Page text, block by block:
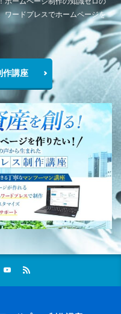
ワードプレスでホームページを
作講座